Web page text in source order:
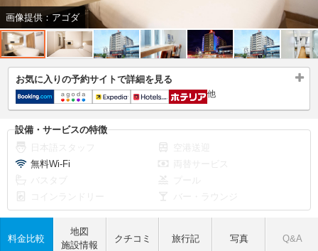
画像提供：アゴダ
お気に入りの予約サイトで詳細を見る
他
設備・サービスの特徴
無料Wi-Fi
料金比較
地図
施設情報
クチコミ 旅行記 写真 Q&A